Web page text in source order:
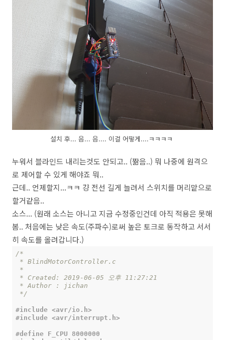
설치 후... 음... 음.... 이걸 어떻게....ㅋㅋㅋㅋ
누워서 블라인드 내리는것도 안되고.. (짦음..) 뭐 나중에 원격으
로 제어할 수 있게 해야죠 뭐..
근데.. 언제할지...ㅋㅋ 걍 전선 길게 늘려서 스위치를 머리맡으로
할거같음..
소스... (원래 소스는 아니고 지금 수정중인건데 아직 적용은 못해
봄.. 처음에는 낮은 속도(주파수)로써 높은 토크로 동작하고 서서
히 속도를 올려갑니다.)
/*
*/
#include <avr/io.h>
#include <avr/interrupt.h>
#define F_CPU 8000000